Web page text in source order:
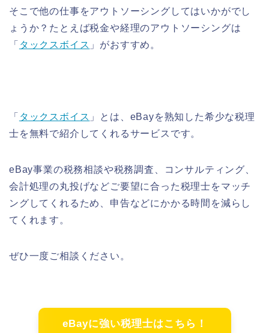
そこで他の仕事をアウトソーシングしてはいかがでし
ょうか？たとえば税金や経理のアウトソーシングは
「 タックスボイス 」がおすすめ。
「 タックスボイス 」とは、eBayを熟知した希少な税理
士を無料で紹介してくれるサービスです。
eBay事業の税務相談や税務調査、コンサルティング、
会計処理の丸投げなどご要望に合った税理士をマッチ
ングしてくれるため、申告などにかかる時間を減らし
てくれます。
ぜひ一度ご相談ください。
eBayに強い税理士はこちら！